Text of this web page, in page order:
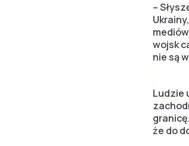
–
wojsk
nie są
Ludzie
że do